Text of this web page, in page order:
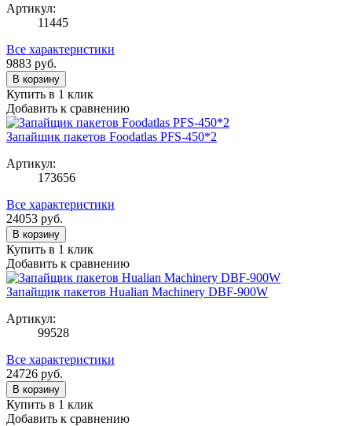
Артикул:
11445
Все характеристики
9883 руб.
В корзину
Купить в 1 клик
Добавить к сравнению
Запайщик пакетов Foodatlas PFS-450*2
Артикул:
173656
Все характеристики
24053 руб.
В корзину
Купить в 1 клик
Добавить к сравнению
Запайщик пакетов Hualian Machinery DBF-900W
Артикул:
99528
Все характеристики
24726 руб.
В корзину
Купить в 1 клик
Добавить к сравнению